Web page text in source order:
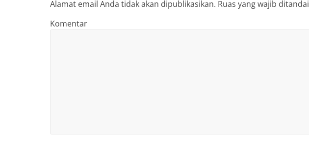
Alamat email Anda tidak akan dipublikasikan. Ruas yang wajib ditandai
Komentar